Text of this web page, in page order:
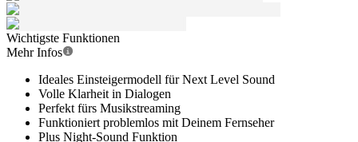
Wichtigste Funktionen
Mehr Infos
Ideales Einsteigermodell für Next Level Sound
Volle Klarheit in Dialogen
Perfekt fürs Musikstreaming
Funktioniert problemlos mit Deinem Fernseher
Plus Night-Sound Funktion